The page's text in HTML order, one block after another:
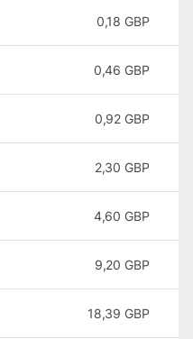
0,18 GBP
0,46 GBP
0,92 GBP
2,30 GBP
4,60 GBP
9,20 GBP
18,39 GBP